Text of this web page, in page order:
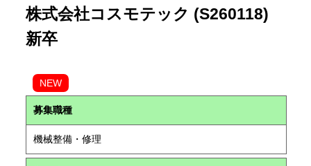
株式会社コスモテック (S260118)
新卒
NEW
募集職種
機械整備・修理